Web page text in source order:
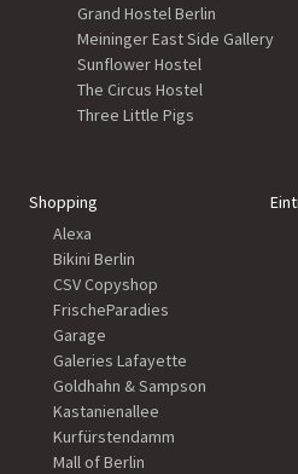
Grand Hostel Berlin
Meininger East Side Gallery
Sunflower Hostel
The Circus Hostel
Three Little Pigs
Shopping
Alexa
Bikini Berlin
CSV Copyshop
FrischeParadies
Garage
Galeries Lafayette
Goldhahn & Sampson
Kastanienallee
Kurfürstendamm
Mall of Berlin